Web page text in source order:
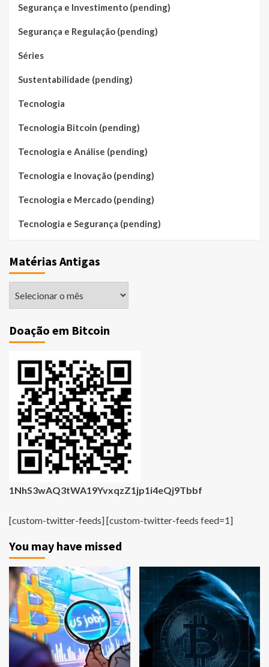
Segurança e Investimento (pending)
Segurança e Regulação (pending)
Séries
Sustentabilidade (pending)
Tecnologia
Tecnologia Bitcoin (pending)
Tecnologia e Análise (pending)
Tecnologia e Inovação (pending)
Tecnologia e Mercado (pending)
Tecnologia e Segurança (pending)
Matérias Antigas
Doação em Bitcoin
1NhS3wAQ3tWA19YvxqzZ1jp1i4eQj9Tbbf
[custom-twitter-feeds] [custom-twitter-feeds feed=1]
You may have missed